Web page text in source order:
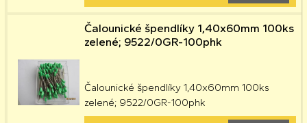
Čalounické špendlíky 1,40x60mm 100ks
zelené; 9522/0GR-100phk
Čalounické špendlíky 1,40x60mm 100ks
zelené; 9522/0GR-100phk